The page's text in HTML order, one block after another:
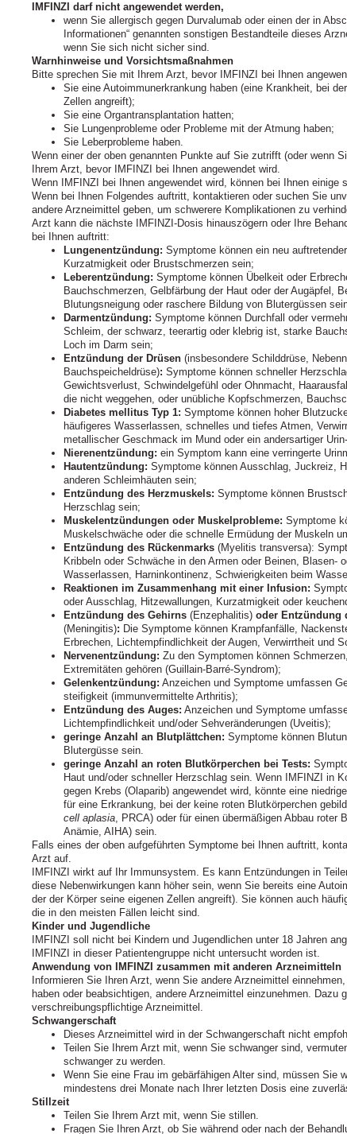
IMFINZI darf nicht angewendet werden,
wenn Sie allergisch gegen Durvalumab oder einen der in
Informationen“ genannten sonstigen Bestandteile dieses
wenn Sie sich nicht sicher sind.
Warnhinweise und Vorsichtsmaßnahmen
Bitte sprechen Sie mit Ihrem Arzt, bevor IMFINZI bei Ihnen
Sie eine Autoimmunerkrankung haben (eine Krankheit, bei
Zellen angreift);
Sie eine Organtransplantation hatten;
Sie Lungenprobleme oder Probleme mit der Atmung haben;
Sie Leberprobleme haben.
Wenn einer der oben genannten Punkte auf Sie zutrifft (oder wenn
Ihrem Arzt, bevor IMFINZI bei Ihnen angewendet wird.
Wenn IMFINZI bei Ihnen angewendet wird, können bei Ihnen einige
Wenn bei Ihnen Folgendes auftritt, kontaktieren oder suchen Sie
andere Arzneimittel geben, um schwerere Komplikationen zu
Arzt kann die nächste IMFINZI-Dosis hinauszögern oder Ihre
bei Ihnen auftritt:
Lungenentzündung: Symptome können ein neu
Kurzatmigkeit oder Brustschmerzen sein;
Leberentzündung: Symptome können Übelkeit oder
Bauchschmerzen, Gelbfärbung der Haut oder der Augäpfel,
Blutungsneigung oder raschere Bildung von Blutergüssen
Darmentzündung: Symptome können Durchfall oder
Schleim, der schwarz, teerartig oder klebrig ist, starke
Loch im Darm sein;
Entzündung der Drüsen (insbesondere Schilddrüse,
Bauchspeicheldrüse): Symptome können schneller
Gewichtsverlust, Schwindelgefühl oder Ohnmacht,
die nicht weggehen, oder unübliche Kopfschmerzen,
Diabetes mellitus Typ 1: Symptome können hoher
häufigeres Wasserlassen, schnelles und tiefes Atmen,
metallischer Geschmack im Mund oder ein andersartiger
Nierenentzündung: ein Symptom kann eine verringerte
Hautentzündung: Symptome können Ausschlag, Juckreiz,
anderen Schleimhäuten sein;
Entzündung des Herzmuskels: Symptome können
Herzschlag sein;
Muskelentzündungen oder Muskelprobleme: Symptome
Muskelschwäche oder die schnelle Ermüdung der Muskeln
Entzündung des Rückenmarks (Myelitis transversa):
Kribbeln oder Schwäche in den Armen oder Beinen, Blasen-
Wasserlassen, Harninkontinenz, Schwierigkeiten beim
Reaktionen im Zusammenhang mit einer Infusion:
oder Ausschlag, Hitzewallungen, Kurzatmigkeit oder
Entzündung des Gehirns (Enzephalitis) oder Entzündung
(Meningitis): Die Symptome können Krampfanfälle,
Erbrechen, Lichtempfindlichkeit der Augen, Verwirrtheit und
Nervenentzündung: Zu den Symptomen können
Extremitäten gehören (Guillain-Barré-Syndrom);
Gelenkentzündung: Anzeichen und Symptome umfassen
steifigkeit (immunvermittelte Arthritis);
Entzündung des Auges: Anzeichen und Symptome
Lichtempfindlichkeit und/oder Sehveränderungen (Uveitis);
geringe Anzahl an Blutplättchen: Symptome können
Blutergüsse sein.
geringe Anzahl an roten Blutkörperchen bei Tests:
Haut und/oder schneller Herzschlag sein. Wenn IMFINZI in
gegen Krebs (Olaparib) angewendet wird, könnte eine
für eine Erkrankung, bei der keine roten Blutkörperchen
cell aplasia, PRCA) oder für einen übermäßigen Abbau roter
Anämie, AIHA) sein.
Falls eines der oben aufgeführten Symptome bei Ihnen auftritt,
Arzt auf.
IMFINZI wirkt auf Ihr Immunsystem. Es kann Entzündungen in
diese Nebenwirkungen kann höher sein, wenn Sie bereits eine
der der Körper seine eigenen Zellen angreift). Sie können auch
die in den meisten Fällen leicht sind.
Kinder und Jugendliche
IMFINZI soll nicht bei Kindern und Jugendlichen unter 18 Jahren
IMFINZI in dieser Patientengruppe nicht untersucht worden ist.
Anwendung von IMFINZI zusammen mit anderen Arzneimitteln
Informieren Sie Ihren Arzt, wenn Sie andere Arzneimittel
haben oder beabsichtigen, andere Arzneimittel einzunehmen.
verschreibungspflichtige Arzneimittel.
Schwangerschaft
Dieses Arzneimittel wird in der Schwangerschaft nicht
Teilen Sie Ihrem Arzt mit, wenn Sie schwanger sind,
schwanger zu werden.
Wenn Sie eine Frau im gebärfähigen Alter sind, müssen Sie
mindestens drei Monate nach Ihrer letzten Dosis eine
Stillzeit
Teilen Sie Ihrem Arzt mit, wenn Sie stillen.
Fragen Sie Ihren Arzt, ob Sie während oder nach der